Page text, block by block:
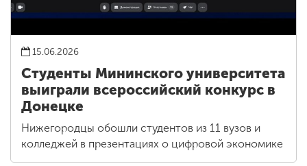
15.06.2026
Студенты Мининского университета
выиграли всероссийский конкурс в
Донецке
Нижегородцы обошли студентов из 11 вузов и
колледжей в презентациях о цифровой экономике